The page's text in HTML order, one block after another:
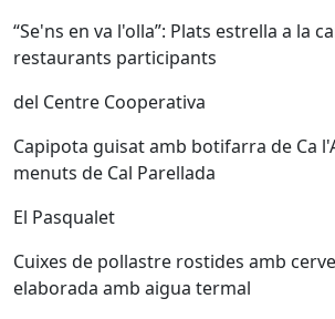
“Se'ns en va l'olla”: Plats estrella a la
restaurants participants
del Centre Cooperativa
Capipota guisat amb botifarra de Ca
menuts de Cal Parellada
El Pasqualet
Cuixes de pollastre rostides amb
elaborada amb aigua termal